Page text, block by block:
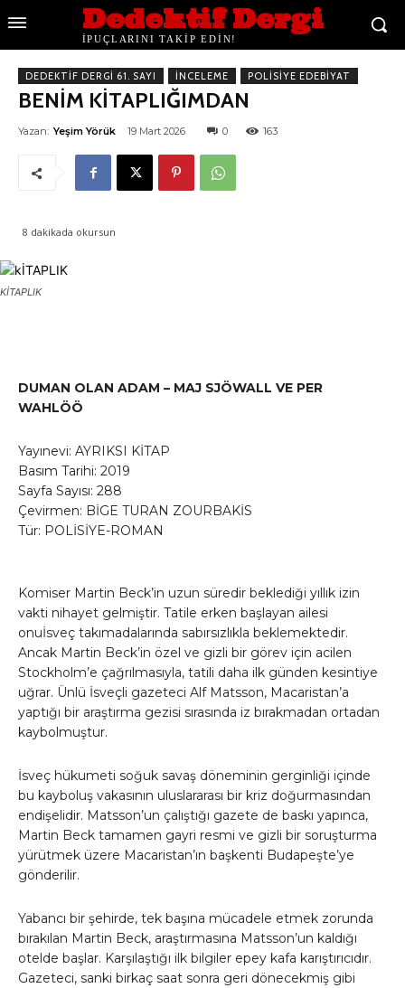
Dedektif Dergi
İPUÇLARINI TAKİP EDİN!
DEDEKTIF DERGI 61. SAYI İNCELEME POLISIYE EDEBIYAT
BENİM KİTAPLIĞIMDAN
Yazan: Yeşim Yörük 19 Mart 2026 0 163
8 dakikada okursun
KİTAPLIK
DUMAN OLAN ADAM – MAJ SJÖWALL VE PER
WAHLÖÖ
Yayınevi: AYRIKSI KİTAP
Basım Tarihi: 2019
Sayfa Sayısı: 288
Çevirmen: BİGE TURAN ZOURBAKİS
Tür: POLİSİYE-ROMAN
Komiser Martin Beck’in uzun süredir beklediği yıllık izin
vakti nihayet gelmiştir. Tatile erken başlayan ailesi
onuİsveç takımadalarında sabırsızlıkla beklemektedir.
Ancak Martin Beck’in özel ve gizli bir görev için acilen
Stockholm’e çağrılmasıyla, tatili daha ilk günden kesintiye
uğrar. Ünlü İsveçli gazeteci Alf Matsson, Macaristan’a
yaptığı bir araştırma gezisi sırasında iz bırakmadan ortadan
kaybolmuştur.
İsveç hükumeti soğuk savaş döneminin gerginliği içinde
bu kayboluş vakasının uluslararası bir kriz doğurmasından
endişelidir. Matsson’un çalıştığı gazete de baskı yapınca,
Martin Beck tamamen gayri resmi ve gizli bir soruşturma
yürütmek üzere Macaristan’ın başkenti Budapeşte’ye
gönderilir.
Yabancı bir şehirde, tek başına mücadele etmek zorunda
bırakılan Martin Beck, araştırmasına Matsson’un kaldığı
otelde başlar. Karşılaştığı ilk bilgiler epey kafa karıştırıcıdır.
Gazeteci, sanki birkaç saat sonra geri dönecekmiş gibi